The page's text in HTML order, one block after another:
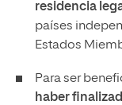
residencia
países
Estados
Para ser
haber